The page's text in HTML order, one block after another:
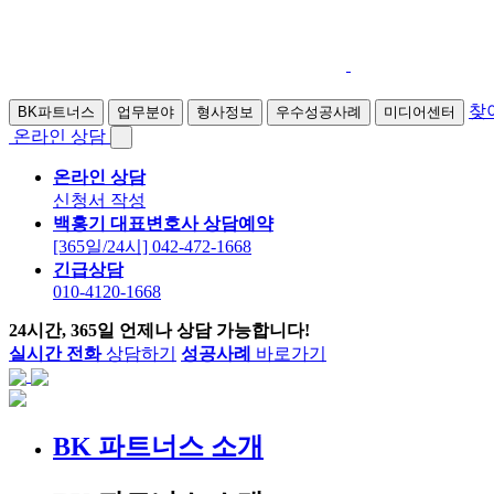
BK파트너스 업무분야 형사정보 우수성공사례 미디어센터
찾
온라인 상담
온라인 상담
신청서 작성
백홍기 대표변호사 상담예약
[365일/24시] 042-472-1668
긴급상담
010-4120-1668
24시간, 365일 언제나 상담 가능합니다!
실시간 전화상담하기 성공사례 바로가기
BK 파트너스 소개